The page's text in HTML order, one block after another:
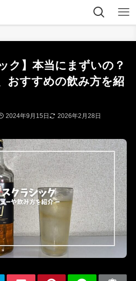
ク】本当にまずいの？
おすすめの飲み方を紹
2024年9月15日 2026年2月28日